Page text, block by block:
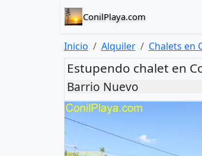
ConilPlaya.com
Inicio Alquiler Chalets en
Estupendo chalet en
Barrio Nuevo